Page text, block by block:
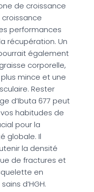
de croissance
performances
récupération. Un
également
corporelle,
mince et une
Rester
d’Ibuta 677 peut
habitudes de
pour la
globale. Il
la densité
de fractures et
en
d’HGH.